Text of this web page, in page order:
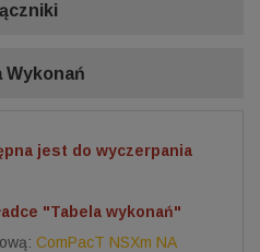
Wykonań
jest do wyczerpania
"Tabela wykonań"
ComPacT NSXm NA